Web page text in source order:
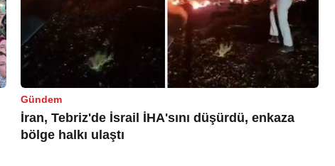
Gündem
İran, Tebriz'de İsrail İHA'sını düşürdü, enkaza
bölge halkı ulaştı